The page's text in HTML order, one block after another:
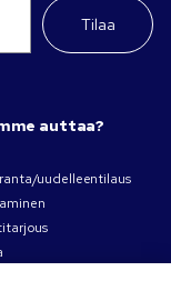
Tilaa
auttaa?
uudelleentilaus